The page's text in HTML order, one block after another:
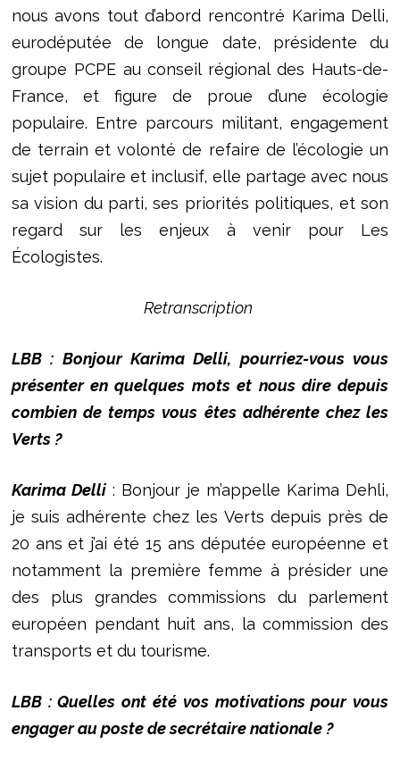
nous avons tout d’abord rencontré Karima Delli,
eurodéputée de longue date, présidente du
groupe PCPE au conseil régional des Hauts-de-
France, et figure de proue d’une écologie
populaire. Entre parcours militant, engagement
de terrain et volonté de refaire de l’écologie un
sujet populaire et inclusif, elle partage avec nous
sa vision du parti, ses priorités politiques, et son
regard sur les enjeux à venir pour Les
Écologistes.
Retranscription
LBB : Bonjour Karima Delli, pourriez-vous vous
présenter en quelques mots et nous dire depuis
combien de temps vous êtes adhérente chez les
Verts ?
Karima Delli: Bonjour je m’appelle Karima Dehli,
je suis adhérente chez les Verts depuis près de
20 ans et j’ai été 15 ans députée européenne et
notamment la première femme à présider une
des plus grandes commissions du parlement
européen pendant huit ans, la commission des
transports et du tourisme.
LBB : Quelles ont été vos motivations pour vous
engager au poste de secrétaire nationale ?